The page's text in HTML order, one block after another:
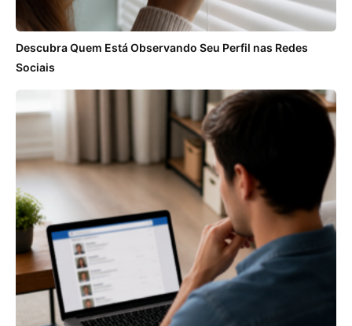
Descubra Quem Está Observando Seu Perfil nas Redes
Sociais